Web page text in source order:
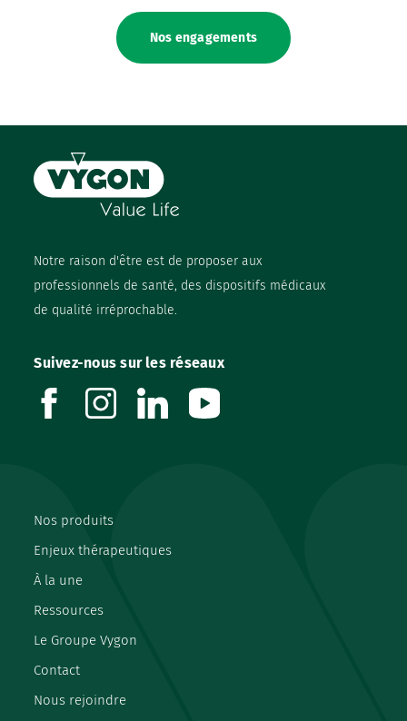
Nos engagements
Notre raison d'être est de proposer aux
professionnels de santé, des dispositifs médicaux
de qualité irréprochable.
Nos produits
Enjeux thérapeutiques
À la une
Ressources
Le Groupe Vygon
Contact
Nous rejoindre
Suivez-nous sur les réseaux
facebookinstagramlinkedin